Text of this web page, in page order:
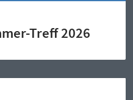
Treff 2026